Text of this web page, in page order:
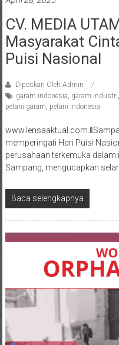
CV. MEDIA
Masyarakat
Puisi Nasional
Diposkan Oleh:Admin
garam indonesia garam industri
petani garam petani indonesia
memperingati Hari Puisi
perusahaan terkemuka
Sampang, mengucapkan
Baca selengkapnya